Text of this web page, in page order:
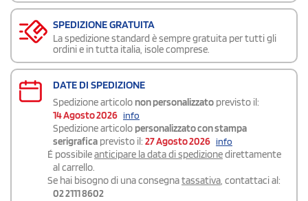
SPEDIZIONE GRATUITA
La spedizione standard è sempre gratuita per tutti gli
ordini e in tutta italia, isole comprese.
DATE DI SPEDIZIONE
Spedizione articolo non personalizzato previsto il:
14 Agosto 2026 info
Spedizione articolo personalizzato con stampa
serigrafica previsto il: 27 Agosto 2026 info
É possibileanticipare la data di spedizionedirettamente
al carrello.
Se hai bisogno di una consegnatassativa, contattaci al:
02 2111 8602